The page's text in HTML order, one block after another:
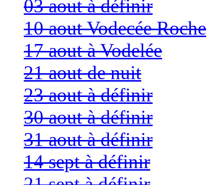
03 aout à définir
10 aout Vodecée Roche
17 aout à Vodelée
21 aout de nuit
23 aout à définir
30 aout à définir
31 aout à définir
14 sept à définir